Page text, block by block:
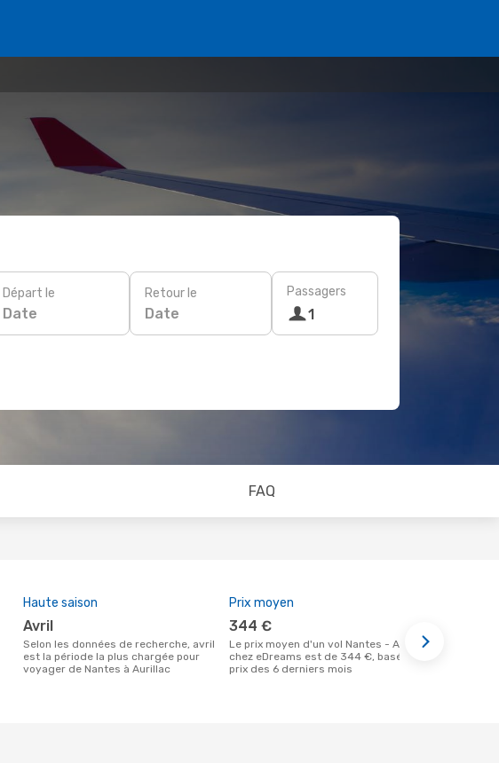
Départ le
Date
Retour le
Date
Passagers
1
FAQ
Haute saison
avril
Selon les données de recherche, avril
est la période la plus chargée pour
voyager de Nantes à Aurillac
Prix moyen
344 €
Le prix moyen d'un vol Nantes - Aurillac
chez eDreams est de 344 €, basé sur le
prix des 6 derniers mois